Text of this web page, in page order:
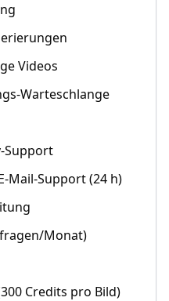
Videos
Warteschlange
Support
Mail-Support (24 h)
Monat)
Credits pro Bild)